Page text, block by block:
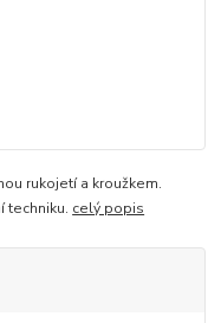
rukojetí a kroužkem.
techniku. celý popis